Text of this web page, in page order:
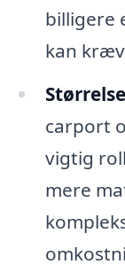
billigere
kan
carport
vigtig
mere